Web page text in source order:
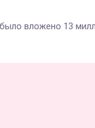
вложено 13